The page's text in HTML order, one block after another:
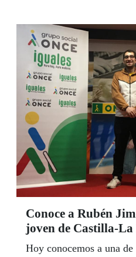
Conoce a Rubén
joven de Castilla-
Hoy conocemos a una